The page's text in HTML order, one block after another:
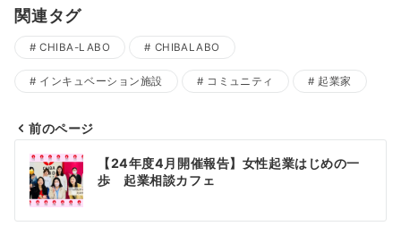
関連タグ
CHIBA-LABO CHIBALABO
インキュベーション施設 コミュニティ 起業家
投
稿
ナ
前のページ
【24年度4月開催報告】女性起業はじめの一
歩 起業相談カフェ